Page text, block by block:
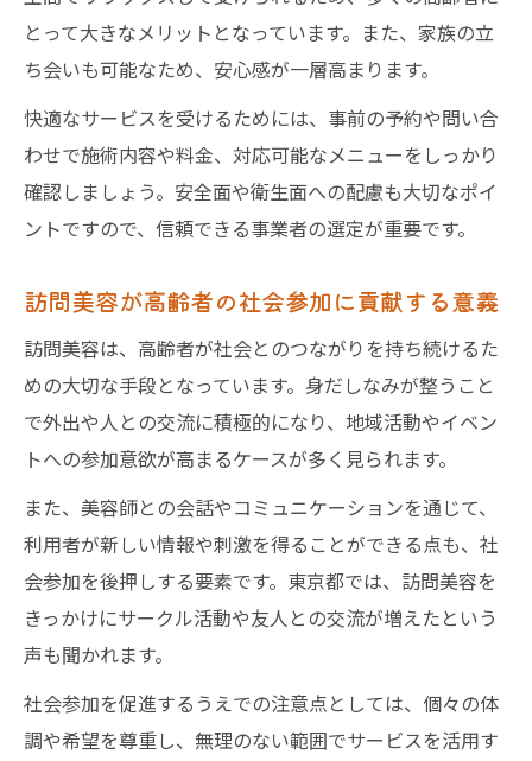
とって大きなメリットとなっています。また、家族の立
ち会いも可能なため、安心感が一層高まります。
快適なサービスを受けるためには、事前の予約や問い合
わせで施術内容や料金、対応可能なメニューをしっかり
確認しましょう。安全面や衛生面への配慮も大切なポイ
ントですので、信頼できる事業者の選定が重要です。
訪問美容が高齢者の社会参加に貢献する意義
訪問美容は、高齢者が社会とのつながりを持ち続けるた
めの大切な手段となっています。身だしなみが整うこと
で外出や人との交流に積極的になり、地域活動やイベン
トへの参加意欲が高まるケースが多く見られます。
また、美容師との会話やコミュニケーションを通じて、
利用者が新しい情報や刺激を得ることができる点も、社
会参加を後押しする要素です。東京都では、訪問美容を
きっかけにサークル活動や友人との交流が増えたという
声も聞かれます。
社会参加を促進するうえでの注意点としては、個々の体
調や希望を尊重し、無理のない範囲でサービスを活用す